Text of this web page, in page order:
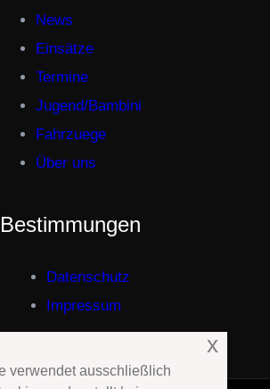
News
Einsätze
Termine
Jugend/Bambini
Fahrzuege
Über uns
Bestimmungen
Datenschutz
Impressum
verwendet ausschließlich
x